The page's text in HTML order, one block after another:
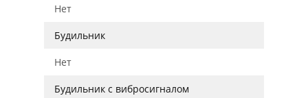
Нет
Будильник
Нет
Будильник с вибросигналом